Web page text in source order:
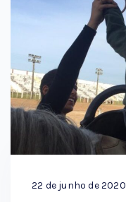
22 de junho de 2020